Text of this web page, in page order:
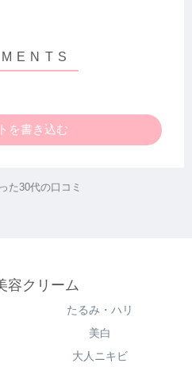
を書き込む
た30代の口コミ
容クリーム
たるみ・ハリ
美白
大人ニキビ